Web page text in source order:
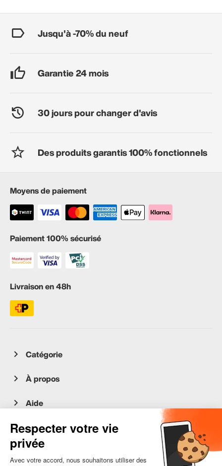
Jusqu'à -70% du neuf
Garantie 24 mois
30 jours pour changer d'avis
Des produits garantis 100% fonctionnels
Moyens de paiement
Paiement 100% sécurisé
Livraison en 48h
Catégorie
À propos
Aide
Service client
occasion.migros.mobile@recommerce.com